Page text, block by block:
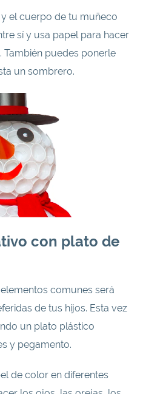
el cuerpo de tu muñeco
sí y usa papel para hacer
También puedes ponerle
un sombrero.
con plato de
comunes será
de tus hijos. Esta vez
un plato plástico
y pegamento.
de color en diferentes